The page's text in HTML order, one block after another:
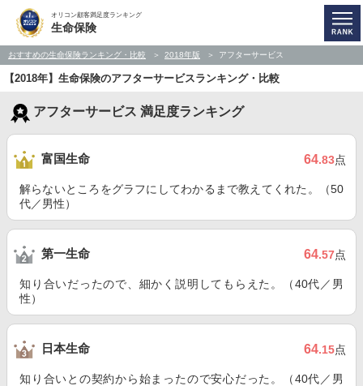
オリコン顧客満足度ランキング
生命保険
おすすめの生命保険ランキング・比較 2018年版 アフターサービス
【2018年】生命保険のアフターサービスランキング・比較
アフターサービス 満足度ランキング
富国生命 64.83点
解らないところをグラフにしてわかるまで教えてくれた。（50
代／男性）
第一生命 64.57点
知り合いだったので、細かく説明してもらえた。（40代／男
性）
日本生命 64.15点
知り合いとの契約から始まったので安心だった。（40代／男